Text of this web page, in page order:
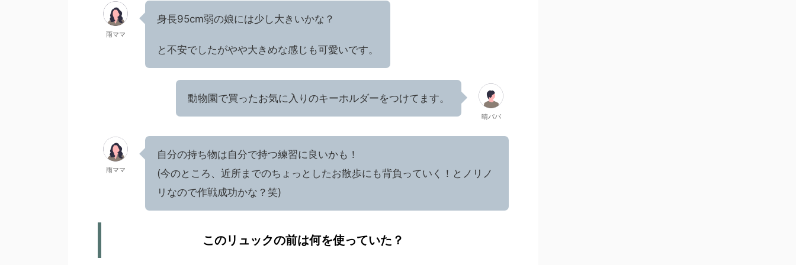
雨ママ
身長95cm弱の娘には少し大きいかな？
と不安でしたがやや大きめな感じも可愛いです。
動物園で買ったお気に入りのキーホルダーをつけてます。
晴パパ
雨ママ
自分の持ち物は自分で持つ練習に良いかも！
(今のところ、近所までのちょっとしたお散歩にも背負っていく！とノリノ
リなので作戦成功かな？笑)
このリュックの前は何を使っていた？